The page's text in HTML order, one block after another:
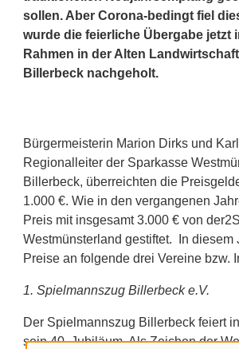
sollen. Aber Corona-bedingt fiel
wurde die feierliche Übergabe jetzt
Rahmen in der Alten
Billerbeck nachgeholt.
Bürgermeisterin Marion Dirks und
Regionalleiter der Sparkasse
Billerbeck, überreichten die
1.000 €. Wie in den vergangenen
Preis mit insgesamt 3.000 € von
Westmünsterland gestiftet. In diesem
Preise an folgende drei Vereine bzw.
1. Spielmannszug Billerbeck e.V.
Der Spielmannszug Billerbeck feiert
sein 40. Jubiläum. Als Zeichen der